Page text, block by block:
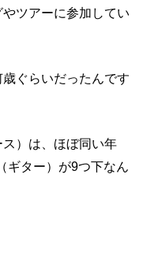
ツアーに参加してい
ぐらいだったんです
）は、ほぼ同い年
ギター）が9つ下なん